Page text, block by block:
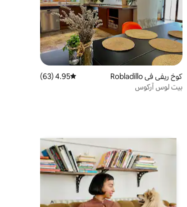
كوخ ريفي في Robladillo متوسط التقييم 4.95 من 5، 63 مراجعات
4.95 (63)
بيت لوس آركوس